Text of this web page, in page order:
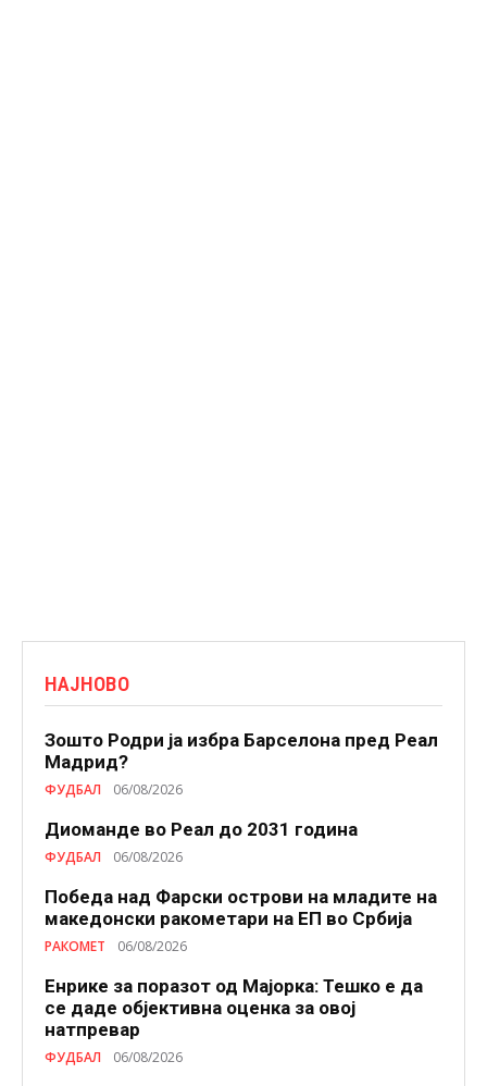
НАЈНОВО
Зошто Родри ја избра Барселона пред Реал
Мадрид?
ФУДБАЛ 06/08/2026
Диоманде во Реал до 2031 година
ФУДБАЛ 06/08/2026
Победа над Фарски острови на младите на
македонски ракометари на ЕП во Србија
РАКОМЕТ 06/08/2026
Енрике за поразот од Мајорка: Тешко е да
се даде објективна оценка за овој
натпревар
ФУДБАЛ 06/08/2026